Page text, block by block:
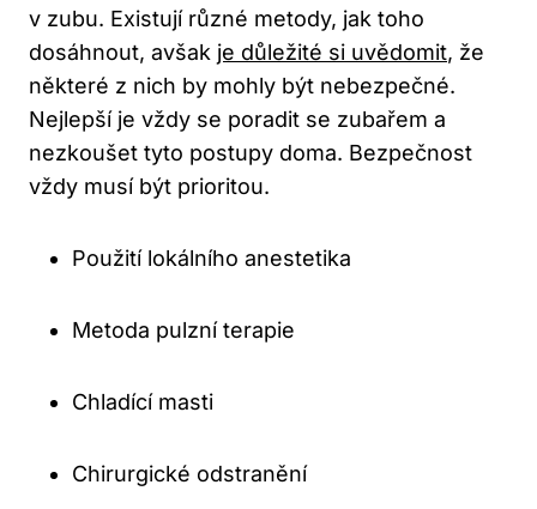
v zubu. Existují různé metody, jak toho
dosáhnout, avšak je důležité si uvědomit, že
některé z nich by mohly být nebezpečné.
Nejlepší je vždy se poradit se zubařem a
nezkoušet tyto postupy doma. Bezpečnost
vždy musí být prioritou.
Použití lokálního anestetika
Metoda pulzní terapie
Chladící masti
Chirurgické odstranění